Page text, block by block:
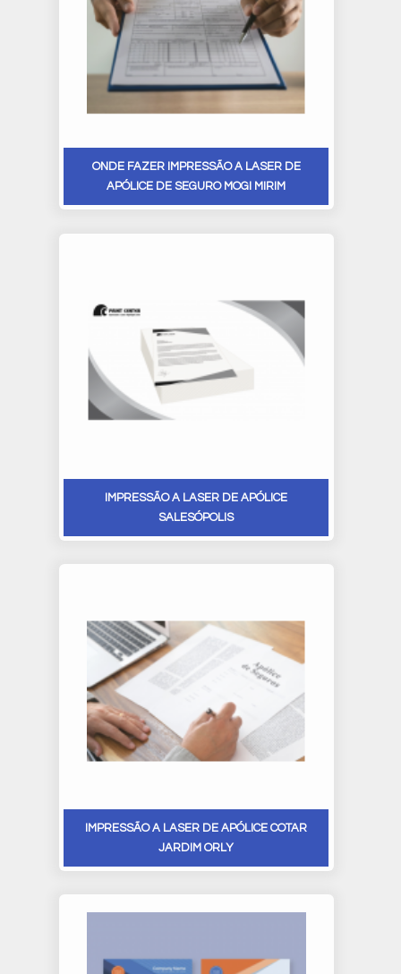
ONDE FAZER IMPRESSÃO A LASER DE
APÓLICE DE SEGURO MOGI MIRIM
IMPRESSÃO A LASER DE APÓLICE
SALESÓPOLIS
IMPRESSÃO A LASER DE APÓLICE COTAR
JARDIM ORLY